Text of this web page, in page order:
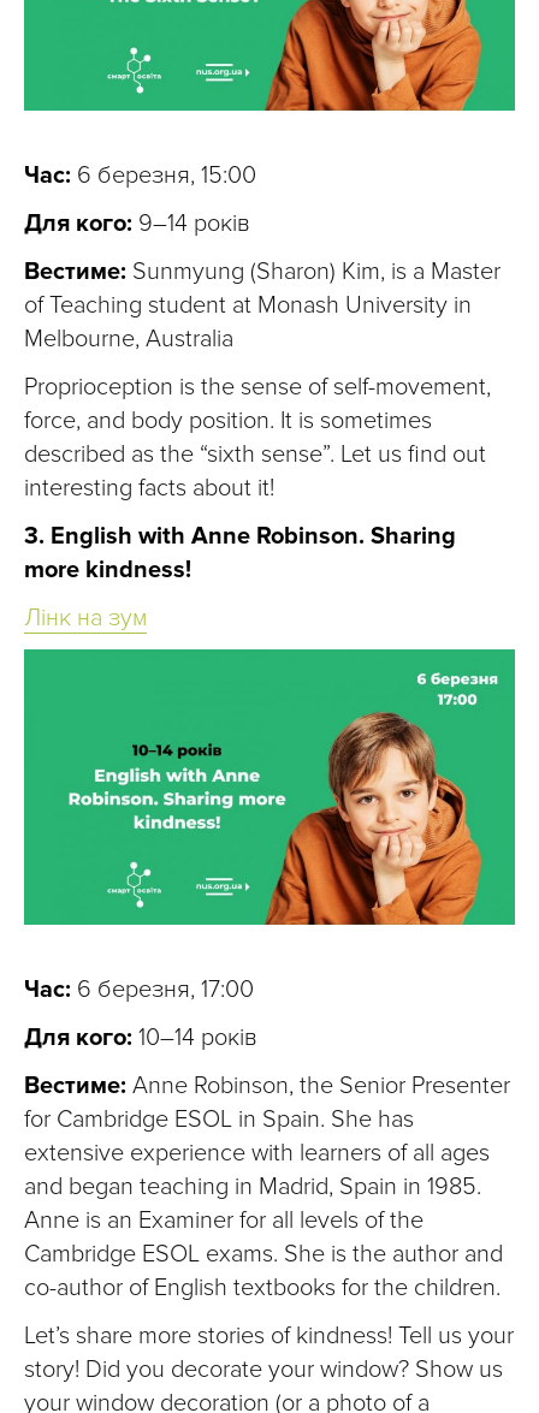
Час: 6 березня, 15:00
Для кого: 9–14 років
Вестиме: Sunmyung (Sharon) Kim, is a Master
of Teaching student at Monash University in
Melbourne, Australia
Proprioception is the sense of self-movement,
force, and body position. It is sometimes
described as the “sixth sense”. Let us find out
interesting facts about it!
3. English with Anne Robinson. Sharing
more kindness!
Лінк на зум
Час: 6 березня, 17:00
Для кого: 10–14 років
Вестиме: Anne Robinson, the Senior Presenter
for Cambridge ESOL in Spain. She has
extensive experience with learners of all ages
and began teaching in Madrid, Spain in 1985.
Anne is an Examiner for all levels of the
Cambridge ESOL exams. She is the author and
co-author of English textbooks for the children.
Let’s share more stories of kindness! Tell us your
story! Did you decorate your window? Show us
your window decoration (or a photo of a